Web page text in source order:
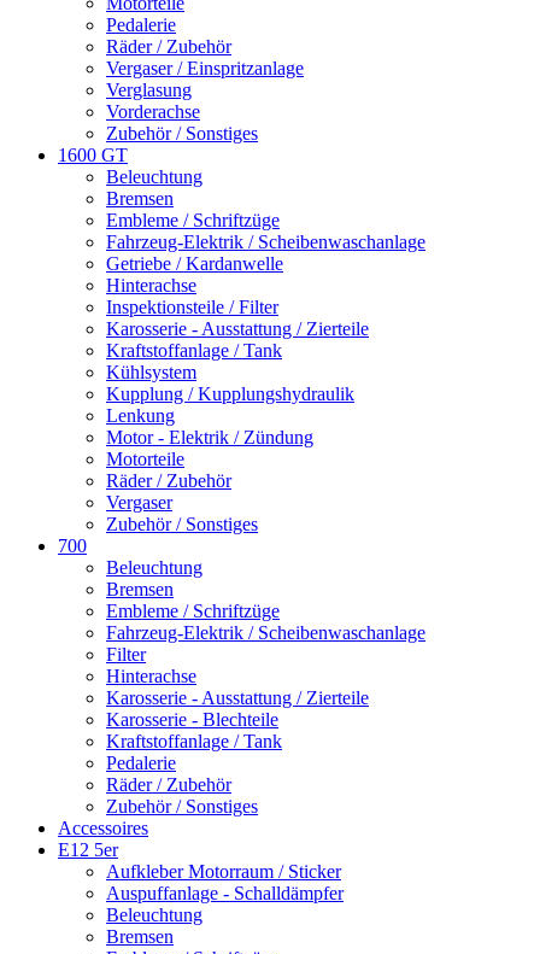
Pedalerie
Räder / Zubehör
Vergaser / Einspritzanlage
Verglasung
Vorderachse
Zubehör / Sonstiges
1600 GT
Beleuchtung
Bremsen
Embleme / Schriftzüge
Fahrzeug-Elektrik / Scheibenwaschanlage
Getriebe / Kardanwelle
Hinterachse
Inspektionsteile / Filter
Karosserie - Ausstattung / Zierteile
Kraftstoffanlage / Tank
Kühlsystem
Kupplung / Kupplungshydraulik
Lenkung
Motor - Elektrik / Zündung
Motorteile
Räder / Zubehör
Vergaser
Zubehör / Sonstiges
700
Beleuchtung
Bremsen
Embleme / Schriftzüge
Fahrzeug-Elektrik / Scheibenwaschanlage
Filter
Hinterachse
Karosserie - Ausstattung / Zierteile
Karosserie - Blechteile
Kraftstoffanlage / Tank
Pedalerie
Räder / Zubehör
Zubehör / Sonstiges
Accessoires
E12 5er
Aufkleber Motorraum / Sticker
Auspuffanlage - Schalldämpfer
Beleuchtung
Bremsen